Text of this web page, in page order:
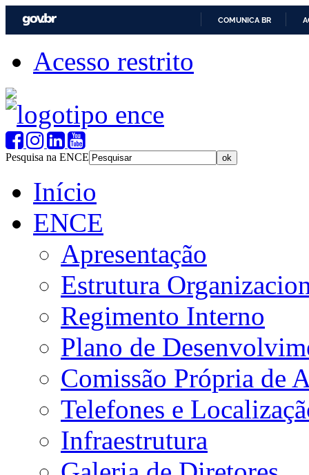
COMUNICA BR
Acesso restrito
Pesquisa na ENCE
Início
ENCE
Apresentação
Estrutura
Regimento Interno
Plano de
Comissão Própria de
Telefones e
Infraestrutura